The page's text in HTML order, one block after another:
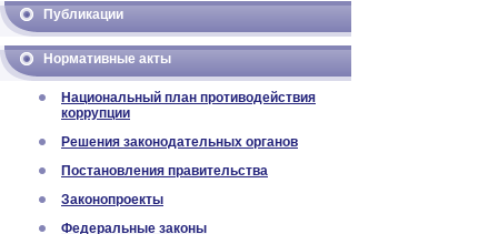
Публикации
Нормативные акты
Национальный план противодействия
коррупции
Решения законодательных органов
Постановления правительства
Законопроекты
Федеральные законы